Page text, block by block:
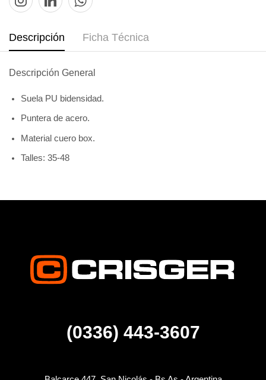
Descripción Ficha Técnica
Descripción General
Suela PU bidensidad.
Puntera de acero.
Material cuero box.
Talles: 35-48
(0336) 443-3607